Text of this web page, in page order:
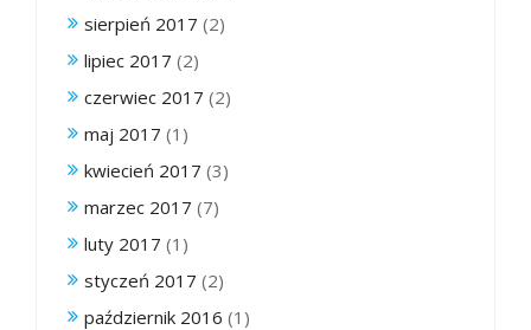
sierpień 2017 (2)
lipiec 2017 (2)
czerwiec 2017 (2)
maj 2017 (1)
kwiecień 2017 (3)
marzec 2017 (7)
luty 2017 (1)
styczeń 2017 (2)
październik 2016 (1)